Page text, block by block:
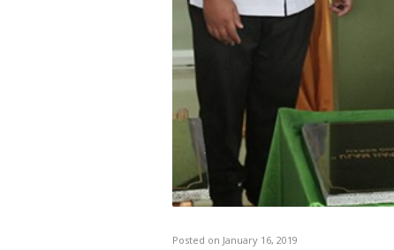
Posted on January 16, 2019